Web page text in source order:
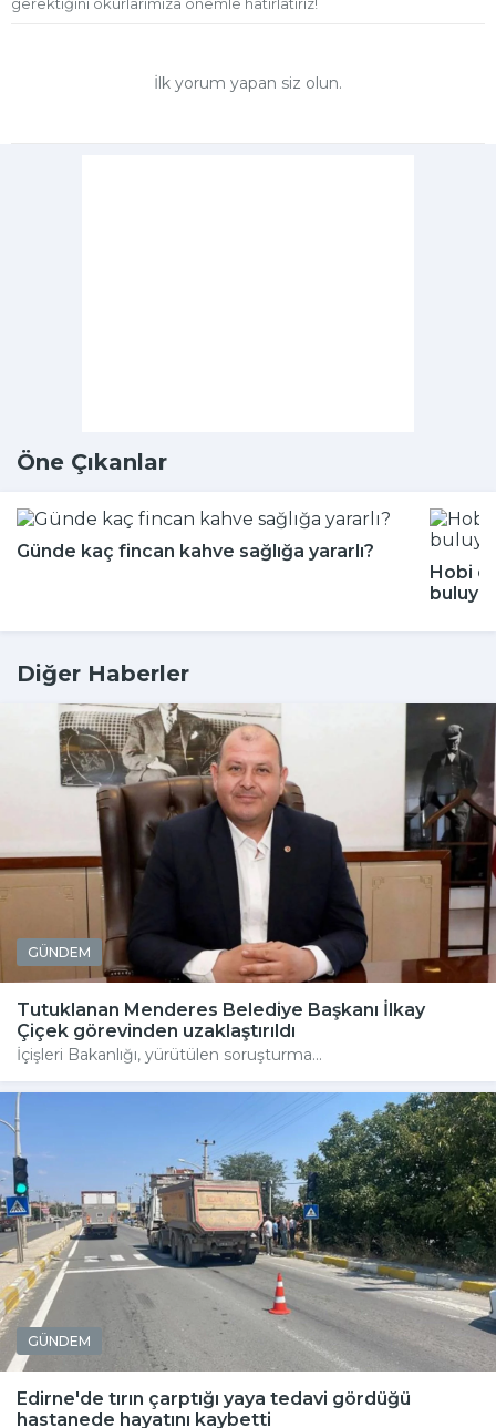
İlk yorum yapan siz olun.
Öne Çıkanlar
Günde kaç fincan kahve sağlığa yararlı?
Hobi
Diğer Haberler
GÜNDEM
Tutuklanan Menderes Belediye Başkanı İlkay
Çiçek görevinden uzaklaştırıldı
İçişleri Bakanlığı, yürütülen soruşturma...
GÜNDEM
Edirne'de tırın çarptığı yaya tedavi gördüğü
hastanede hayatını kaybetti